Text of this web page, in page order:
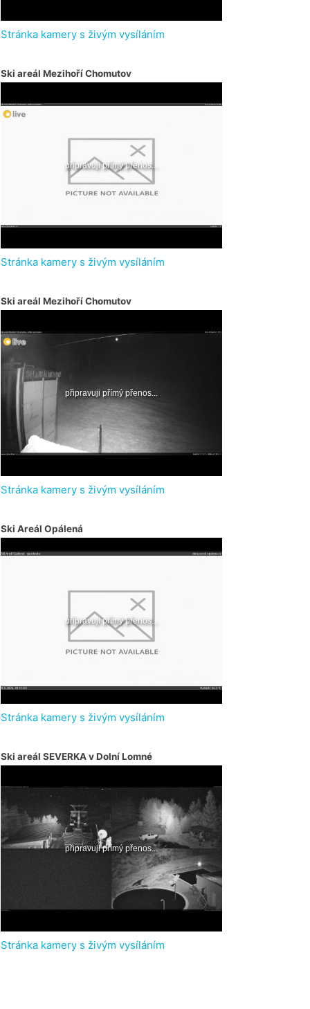
Stránka kamery s živým vysíláním
Ski areál Mezihoří Chomutov
Stránka kamery s živým vysíláním
Ski areál Mezihoří Chomutov
Stránka kamery s živým vysíláním
Ski Areál Opálená
Stránka kamery s živým vysíláním
Ski areál SEVERKA v Dolní Lomné
Stránka kamery s živým vysíláním